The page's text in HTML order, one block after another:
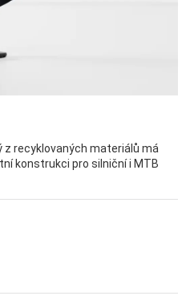
z recyklovaných materiálů má
konstrukci pro silniční i MTB